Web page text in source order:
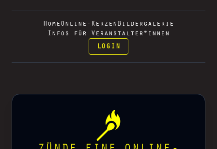
Home Online-Kerzen Bildergalerie
Infos für Veranstalter*innen
LOGIN